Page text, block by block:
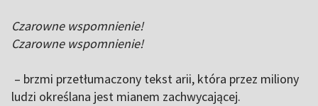
Czarowne wspomnienie!
Czarowne wspomnienie!
– brzmi przetłumaczony tekst arii, która przez miliony
ludzi określana jest mianem zachwycającej.